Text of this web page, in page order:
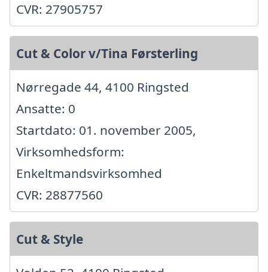
CVR: 27905757
Cut & Color v/Tina Førsterling
Nørregade 44, 4100 Ringsted
Ansatte: 0
Startdato: 01. november 2005,
Virksomhedsform:
Enkeltmandsvirksomhed
CVR: 28877560
Cut & Style